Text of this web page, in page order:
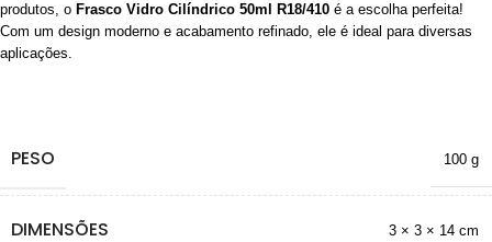
produtos, o Frasco Vidro Cilíndrico 50ml R18/410 é a escolha perfeita!
Com um design moderno e acabamento refinado, ele é ideal para diversas
aplicações.
PESO 100 g
DIMENSÕES 3 × 3 × 14 cm